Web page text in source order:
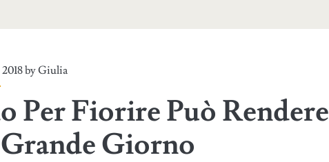
byGiulia
Per Fiorire Può Rendere
Giorno